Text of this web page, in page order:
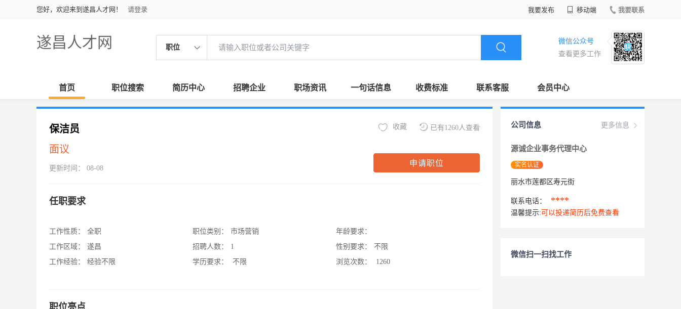
您好，欢迎来到遂昌人才网！ 请登录 我要发布 移动端 我要联系
遂昌人才网 职位
微信公众号
查看更多工作
首页 职位搜索 简历中心 招聘企业 职场资讯 一句话信息 收费标准 联系客服 会员中心
保洁员
面议
更新时间： 08-08
已有1260人查看
收藏
申请职位
任职要求
工作性质：
全职
工作区域：
遂昌
工作经验：
经验不限
职位类别：
市场营销
招聘人数：
1
学历要求：
不限
年龄要求：
性别要求：
不限
浏览次数：
1260
职位亮点
更多信息
公司信息
源诚企业事务代理中心
实名认证
丽水市莲都区寿元街
联系电话： ****
温馨提示: 可以投递简历后免费查看
微信扫一扫找工作